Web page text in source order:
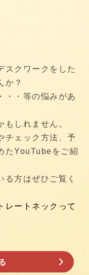
スクワークをした
か？
・・等の悩みがあ
もしれません。
チェック方法、予
たYouTubeをご紹
方はぜひご覧く
レートネックって